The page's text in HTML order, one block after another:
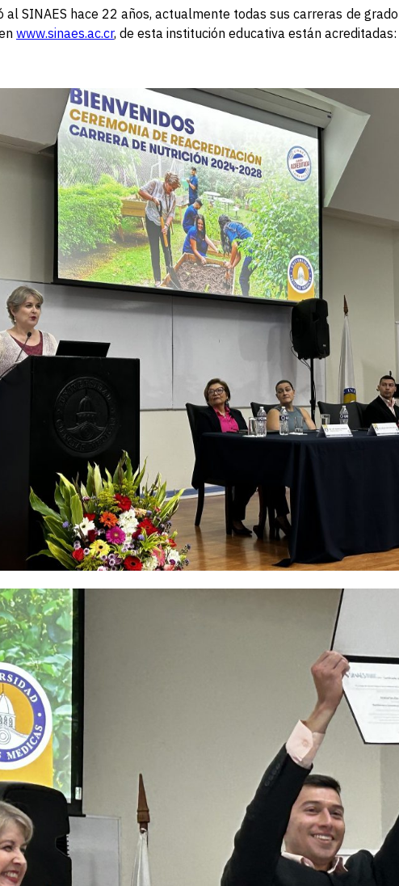
al SINAES hace 22 años, actualmente todas sus carreras de
www.sinaes.ac.cr, de esta institución educativa están